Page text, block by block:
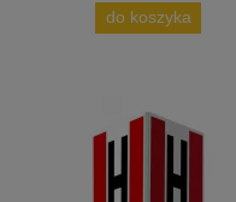
do koszyka